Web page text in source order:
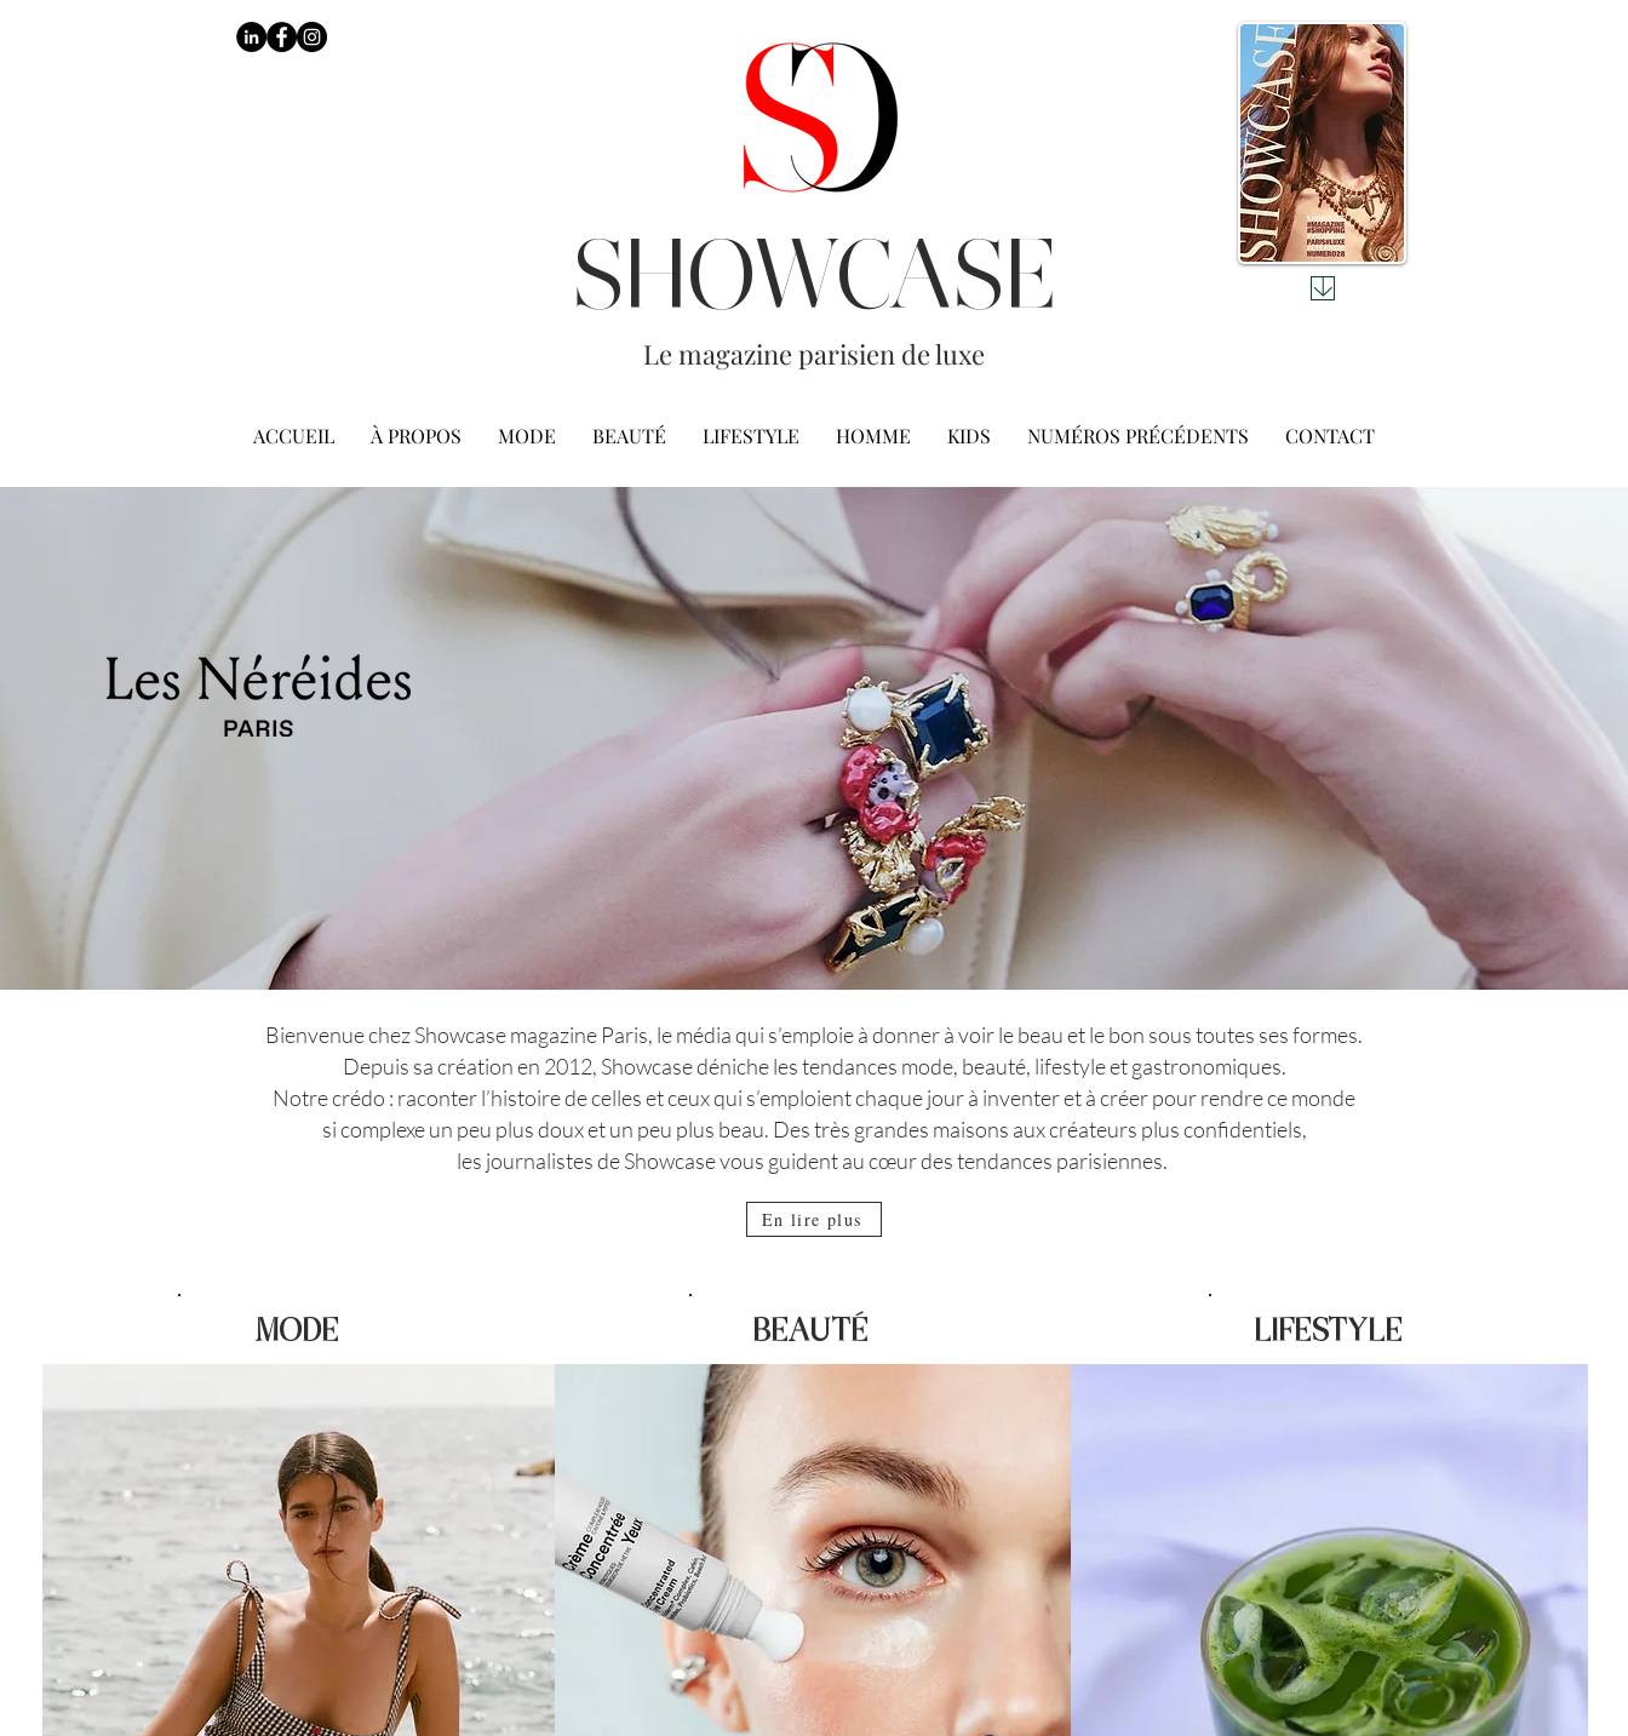
SHOWCASE
Le magazine parisien de luxe
ACCUEIL À PROPOS MODE BEAUTÉ LIFESTYLE HOMME KIDS NUMÉROS PRÉCÉDENTS CONTACT
Bienvenue chez Showcase magazine Paris, le média qui s’emploie à donner à voir le beau et le bon sous toutes ses formes.
Depuis sa création en 2012, Showcase déniche les tendances mode, beauté, lifestyle et gastronomiques.
Notre crédo : raconter l’histoire de celles et ceux qui s’emploient chaque jour à inventer et à créer pour rendre ce monde
si complexe un peu plus doux et un peu plus beau. Des très grandes maisons aux créateurs plus confidentiels,
les journalistes de Showcase vous guident au cœur des tendances parisiennes.
En lire plus
MODE BEAUTÉ LIFESTYLE